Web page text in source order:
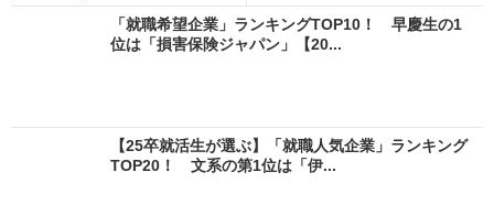
「就職希望企業」ランキングTOP10！ 早慶生の1
位は「損害保険ジャパン」【20...
【25卒就活生が選ぶ】「就職人気企業」ランキング
TOP20！ 文系の第1位は「伊...